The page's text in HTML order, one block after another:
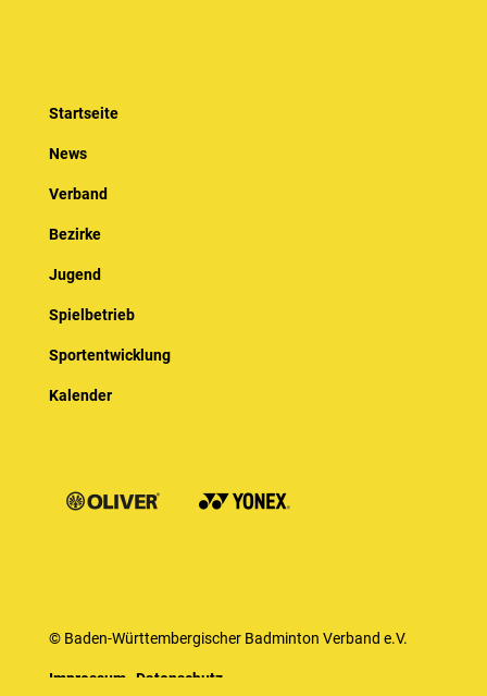
Startseite
News
Verband
Bezirke
Jugend
Spielbetrieb
Sportentwicklung
Kalender
© Baden-Württembergischer Badminton Verband e.V.
Impressum Datenschutz